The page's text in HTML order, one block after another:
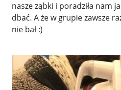
nasze ząbki i poradziła nam
dbać. A że w grupie zawsze
nie bał :)